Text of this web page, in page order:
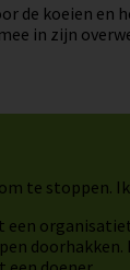
de koeien
in zijn
te stoppen.
een